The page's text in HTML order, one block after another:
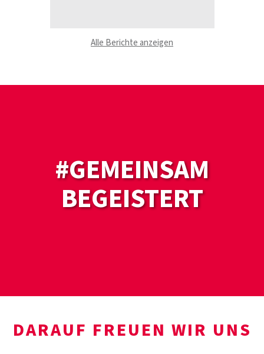
Alle Berichte anzeigen
#GEMEINSAM
BEGEISTERT
DARAUF FREUEN WIR UNS